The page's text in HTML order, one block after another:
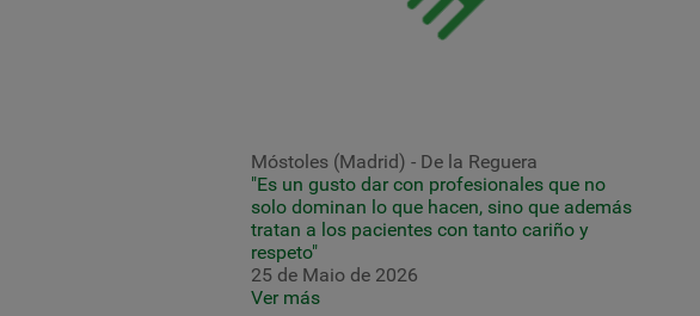
Móstoles (Madrid) - De la Reguera
"Es un gusto dar con profesionales que no
solo dominan lo que hacen, sino que además
tratan a los pacientes con tanto cariño y
respeto"
25 de Maio de 2026
Ver más